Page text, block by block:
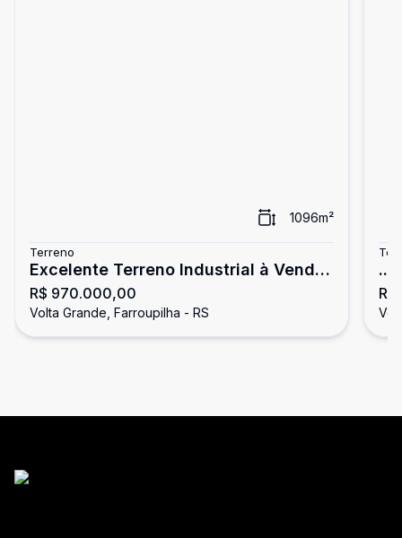
1096m²
Terreno
Excelente Terreno Industrial à Venda
- 1.096 m²
R$ 970.000,00
Volta Grande, Farroupilha - RS
...